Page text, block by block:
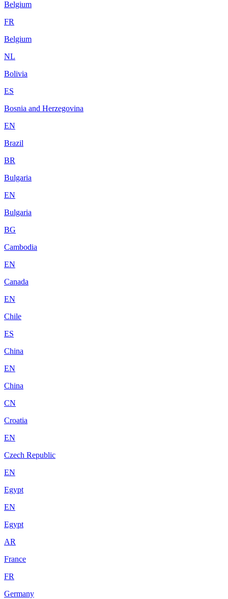
Belgium
FR
Belgium
NL
Bolivia
ES
Bosnia and Herzegovina
EN
Brazil
BR
Bulgaria
EN
Bulgaria
BG
Cambodia
EN
Canada
EN
Chile
ES
China
EN
China
CN
Croatia
EN
Czech Republic
EN
Egypt
EN
Egypt
AR
France
FR
Germany